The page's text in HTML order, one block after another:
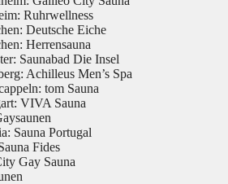
Ruhrwellness
Deutsche Eiche
Herrensauna
Saunabad Die Insel
Achilleus Men’s Spa
tom Sauna
VIVA Sauna
Sauna Portugal
Fides
Gay Sauna